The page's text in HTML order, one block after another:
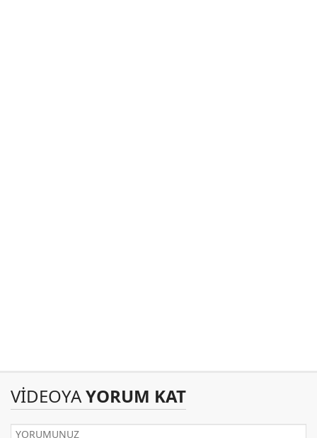
VİDEOYAYORUM KAT